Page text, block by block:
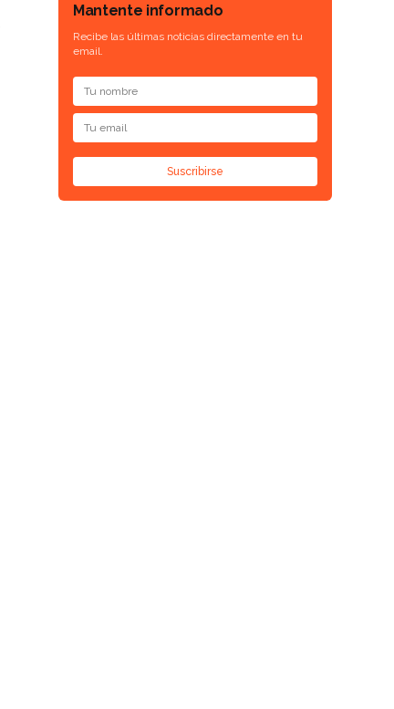
Mantente informado
Recibe las últimas noticias directamente en tu
email.
Suscribirse